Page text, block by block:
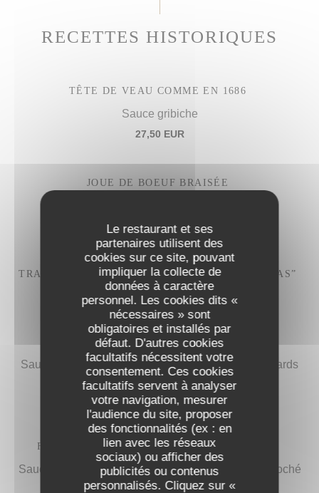
Le restaurant et ses
partenaires utilisent des
cookies sur ce site, pouvant
impliquer la collecte de
données à caractère
personnel. Les cookies dits «
nécessaires » sont
obligatoires et installés par
défaut. D'autres cookies
facultatifs nécessitent votre
consentement. Ces cookies
facultatifs servent à analyser
votre navigation, mesurer
l'audience du site, proposer
des fonctionnalités (ex : en
lien avec les réseaux
sociaux) ou afficher des
publicités ou contenus
personnalisés. Cliquez sur «
RECETTES HISTORIQUES
TÊTE DE VEAU COMME EN 1686
Sauce gribiche
27,50 EUR
JOUE DE BOEUF BRAISÉE
28,50 EUR
TRADITIONNEL COQ AU VIN “IVRE DE JULIÉNAS”
28,50 EUR
VOL-AU-VENT PROCOPE
Sauce morilles, ris de veau, volaille française, épinards
frais
35,50 EUR
FILET DE BOEUF DES RÉVOLUTIONNAIRES
Sauce bordelaise, foie gras de canard français, effiloché
de boeuf, gratin dauphinois